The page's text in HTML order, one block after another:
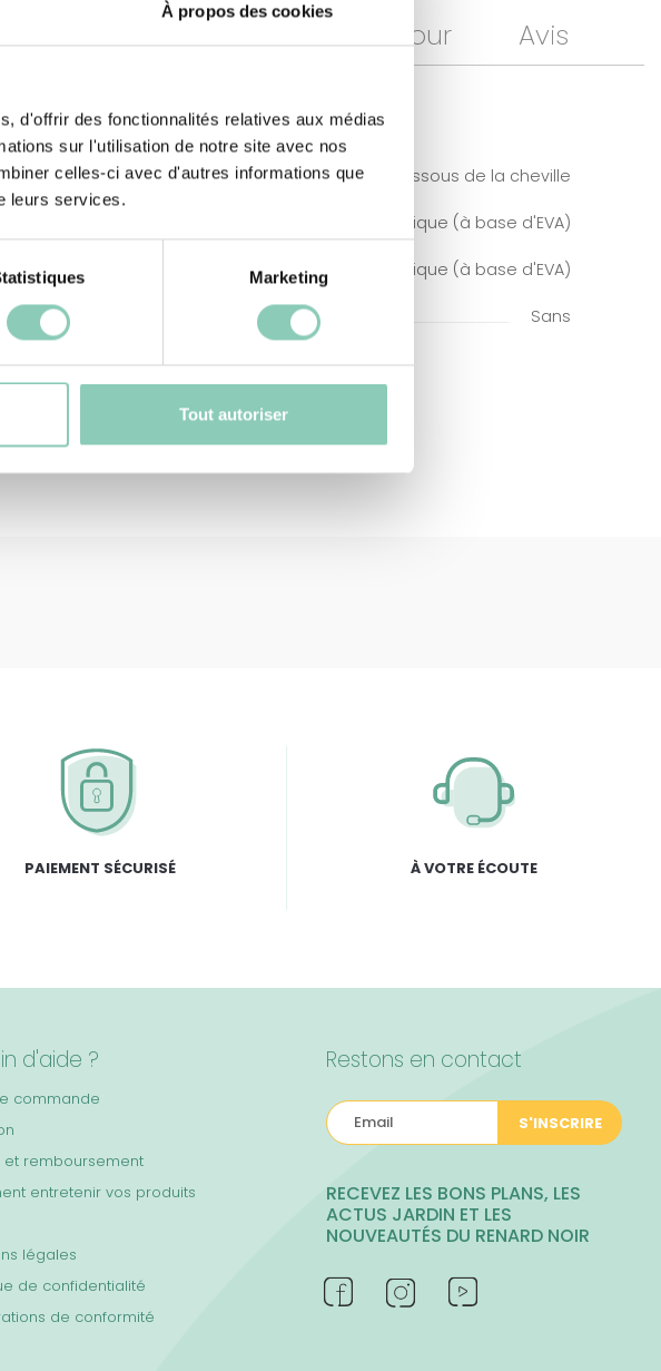
À propos des cookies
d'offrir des fonctionnalités relatives aux médias
sur l'utilisation de notre site avec nos
celles-ci avec d'autres informations que
leurs services.
Marketing
Tout autoriser
Documents Livraison et retour Avis
Tige Au dessous de la cheville
Caoutchouc synthétique (à base d'EVA)
extérieure-talon Caoutchouc synthétique (à base d'EVA)
tige Sans
PAIEMENT SÉCURISÉ À VOTRE ÉCOUTE
Restons en contact
S'INSCRIRE
RECEVEZ LES BONS PLANS, LES
ACTUS JARDIN ET LES
NOUVEAUTÉS DU RENARD NOIR
d'aide ?
commande
et remboursement
entretenir vos produits
légales
de confidentialité
de conformité